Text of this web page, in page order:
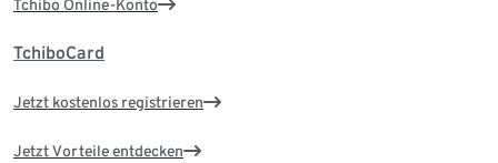
Tchibo Online-Konto
TchiboCard
Jetzt kostenlos registrieren
Jetzt Vorteile entdecken